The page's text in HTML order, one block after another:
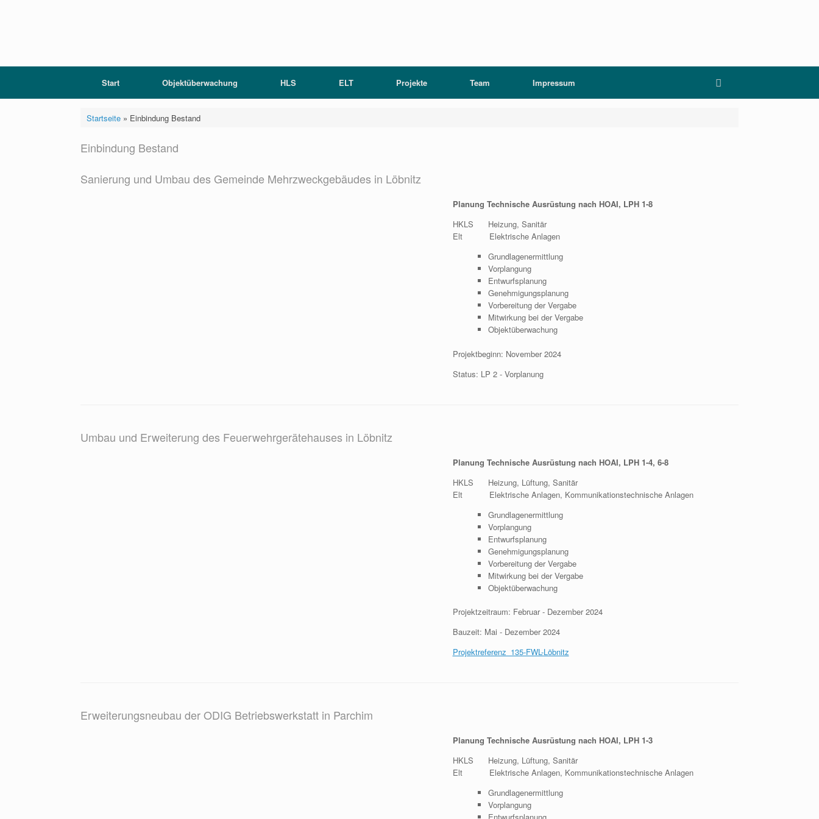
Start Objektüberwachung HLS ELT Projekte Team Impressum
Startseite» Einbindung Bestand
Einbindung Bestand
Sanierung und Umbau des Gemeinde Mehrzweckgebäudes in Löbnitz
Planung Technische Ausrüstung nach HOAI, LPH 1-8
HKLS Heizung, Sanitär
Elt Elektrische Anlagen
Grundlagenermittlung
Vorplangung
Entwurfsplanung
Genehmigungsplanung
Vorbereitung der Vergabe
Mitwirkung bei der Vergabe
Objektüberwachung
Projektbeginn: November 2024
Status: LP 2 - Vorplanung
Umbau und Erweiterung des Feuerwehrgerätehauses in Löbnitz
Planung Technische Ausrüstung nach HOAI, LPH 1-4, 6-8
HKLS Heizung, Lüftung, Sanitär
Elt Elektrische Anlagen, Kommunikationstechnische Anlagen
Grundlagenermittlung
Vorplangung
Entwurfsplanung
Genehmigungsplanung
Vorbereitung der Vergabe
Mitwirkung bei der Vergabe
Objektüberwachung
Projektzeitraum: Februar - Dezember 2024
Bauzeit: Mai - Dezember 2024
Projektreferenz_135-FWL-Löbnitz
Erweiterungsneubau der ODIG Betriebswerkstatt in Parchim
Planung Technische Ausrüstung nach HOAI, LPH 1-3
HKLS Heizung, Lüftung, Sanitär
Elt Elektrische Anlagen, Kommunikationstechnische Anlagen
Grundlagenermittlung
Vorplangung